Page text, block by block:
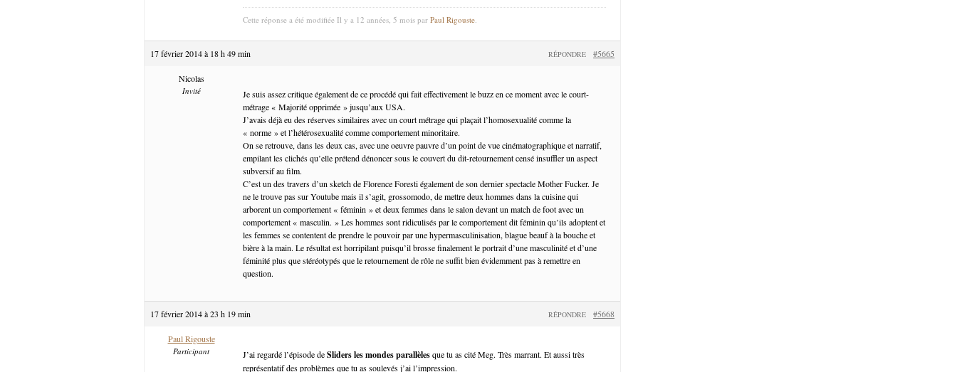
Cette réponse a été modifiée Il y a 12 années, 5 mois par Paul Rigouste
17 février 2014 à 18 h 49 min #5665
RÉPONDRE
Nicolas
Invité
Je suis assez critique également de ce procédé qui fait effectivement le buzz en ce moment avec le court-
métrage « Majorité opprimée » jusqu’aux USA.
J’avais déjà eu des réserves similaires avec un court métrage qui plaçait l’homosexualité comme la
« norme » et l’hétérosexualité comme comportement minoritaire.
On se retrouve, dans les deux cas, avec une oeuvre pauvre d’un point de vue cinématographique et narratif,
empilant les clichés qu’elle prétend dénoncer sous le couvert du dit-retournement censé insuffler un aspect
subversif au film.
C’est un des travers d’un sketch de Florence Foresti également de son dernier spectacle Mother Fucker. Je
ne le trouve pas sur Youtube mais il s’agit, grossomodo, de mettre deux hommes dans la cuisine qui
arborent un comportement « féminin » et deux femmes dans le salon devant un match de foot avec un
comportement « masculin. » Les hommes sont ridiculisés par le comportement dit féminin qu’ils adoptent et
les femmes se contentent de prendre le pouvoir par une hypermasculinisation, blague beauf à la bouche et
bière à la main. Le résultat est horripilant puisqu’il brosse finalement le portrait d’une masculinité et d’une
féminité plus que stéréotypés que le retournement de rôle ne suffit bien évidemment pas à remettre en
question.
17 février 2014 à 23 h 19 min #5668
RÉPONDRE
Paul Rigouste
Participant J’ai regardé l’épisode deSliders les mondes parallèlesque tu as cité Meg. Très marrant. Et aussi très
représentatif des problèmes que tu as soulevés j’ai l’impression.